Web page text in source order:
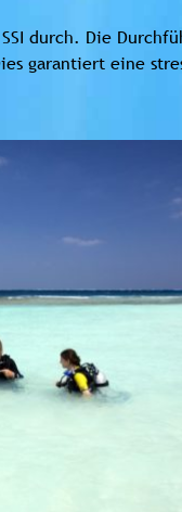
durch. Die
garantiert eine